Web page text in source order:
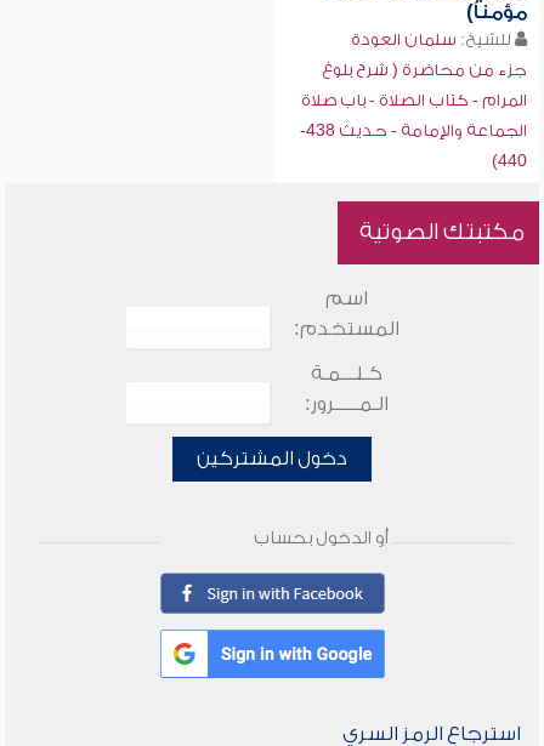
مؤمناً)
للشيخ: سلمان العودة
جزء من محاضرة ( شرح بلوغ
المرام - كتاب الصلاة - باب صلاة
الجماعة والإمامة - حديث 438-
440)
مكتبتك الصوتية
اسم
المستخدم:
كـلـــمـة
الـمـــــرور:
دخول المشتركين
أو الدخول بحساب
استرجاع الرمز السري